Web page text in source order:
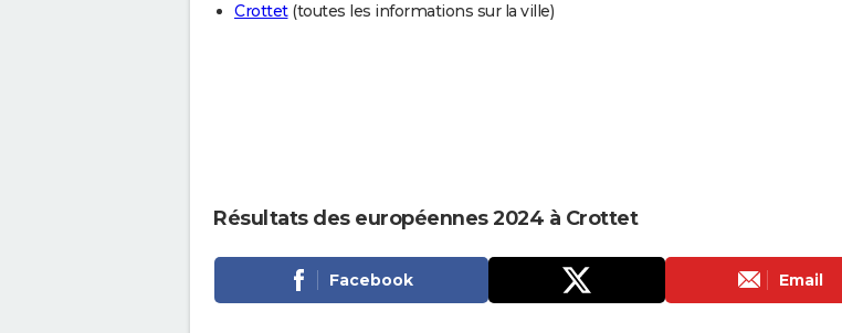
Crottet(toutes les informations sur la ville)
Résultats des européennes 2024 à Crottet
Facebook Email